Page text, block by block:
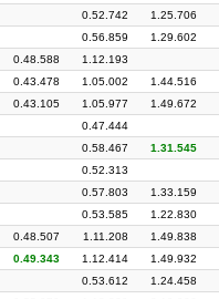
0.52.742 1.25.706
0.56.859 1.29.602
0.48.588
1.12.193
0.43.478 1.05.002
1.44.516
0.43.105 1.05.977
1.49.672
0.47.444
0.58.467 1.31.545
0.52.313
0.57.803 1.33.159
0.53.585 1.22.830
0.48.507 1.11.208
1.49.838
0.49.343 1.12.414
1.49.932
0.53.612 1.24.458